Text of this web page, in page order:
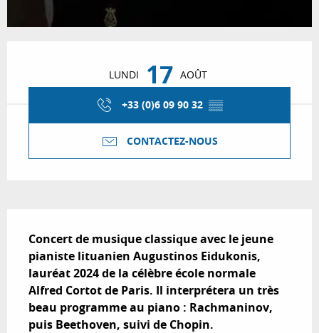
LUNDI 17 AOÛT
+33 (0)6 09 90 32 ▒▒
CONTACTEZ-NOUS
Concert de musique classique avec le jeune
pianiste lituanien Augustinos Eidukonis,
lauréat 2024 de la célèbre école normale
Alfred Cortot de Paris. Il interprétera un très
beau programme au piano : Rachmaninov,
puis Beethoven, suivi de Chopin.